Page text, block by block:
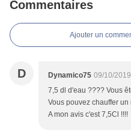
Commentaires
Ajouter un
D Dynamico75 09/10/
7,5 dl d'eau ???? Vous
Vous pouvez chauffer un
A mon avis c'est 7,5Cl !!!!